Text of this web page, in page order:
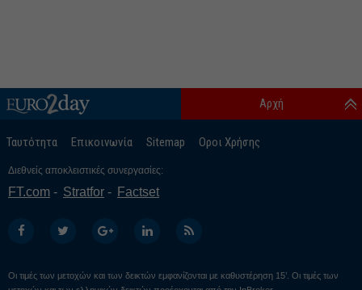
Ταυτότητα Επικοινωνία Sitemap Οροι Χρήσης
Αρχή
Διεθνείς αποκλειστικές συνεργασίες:
FT.com Stratfor Factset
Οι τιμές των μετοχών και των δεικτών εμφανίζονται με καθυστέρηση 15’. Οι τιμές των